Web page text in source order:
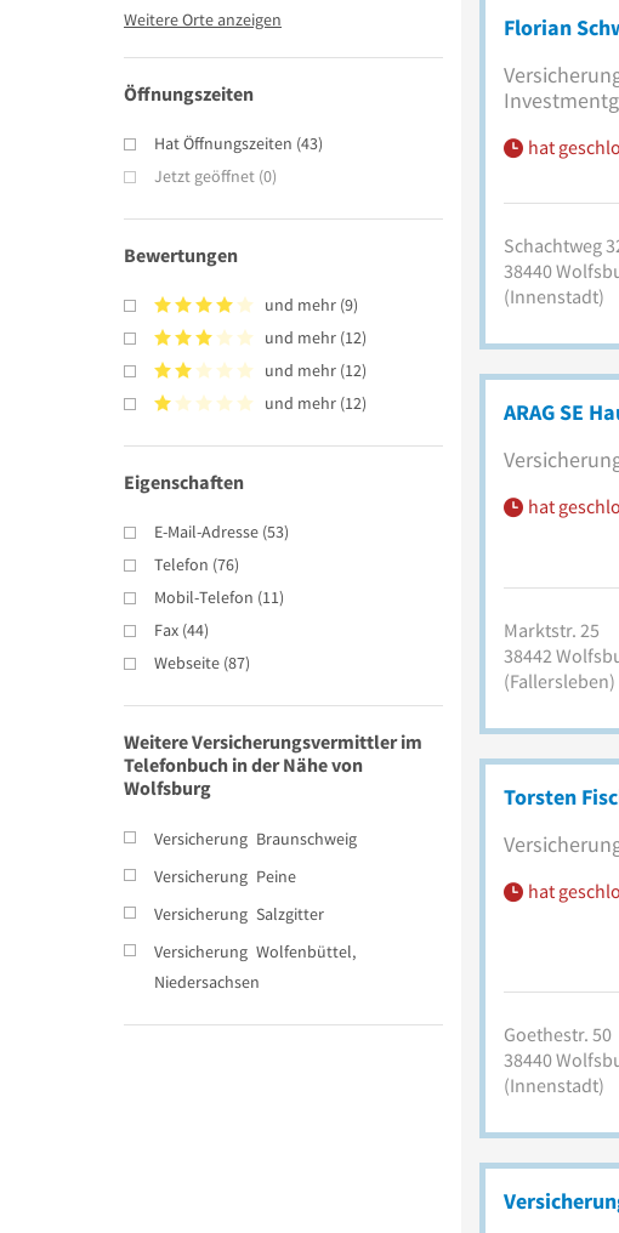
Weitere Orte anzeigen
Öffnungszeiten
Hat Öffnungszeiten (43)
Jetzt geöffnet (0)
Bewertungen
und mehr (9)
und mehr (12)
und mehr (12)
und mehr (12)
Eigenschaften
E-Mail-Adresse (53)
Telefon (76)
Mobil-Telefon (11)
Fax (44)
Webseite (87)
Weitere Versicherungsvermittler im
Telefonbuch in der Nähe von
Wolfsburg
Versicherung Braunschweig
Versicherung Peine
Versicherung Salzgitter
Versicherung Wolfenbüttel,
Niedersachsen
Florian
hat
Schachtweg
38440
(Innenstadt)
ARAG SE
hat
Marktstr. 25
38442
(Fallersleben)
Torsten
hat
Goethestr. 50
38440
(Innenstadt)